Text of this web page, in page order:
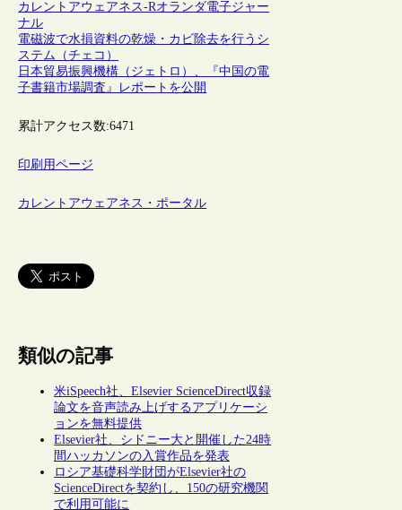
カレントアウェアネス-Rオランダ電子ジャー
ナル
電磁波で水損資料の乾燥・カビ除去を行うシ
ステム（チェコ）
日本貿易振興機構（ジェトロ）、『中国の電
子書籍市場調査』レポートを公開
累計アクセス数:6471
印刷用ページ
カレントアウェアネス・ポータル
類似の記事
米iSpeech社、Elsevier ScienceDirect収録
論文を音声読み上げするアプリケーシ
ョンを無料提供
Elsevier社、シドニー大と開催した24時
間ハッカソンの入賞作品を発表
ロシア基礎科学財団がElsevier社の
ScienceDirectを契約し、150の研究機関
で利用可能に